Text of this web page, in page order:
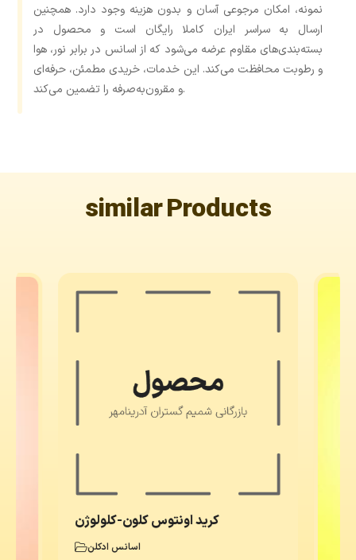
نمونه، امکان مرجوعی آسان و بدون هزینه وجود دارد. همچنین
ارسال به سراسر ایران کاملا رایگان است و محصول در
بسته‌بندی‌های مقاوم عرضه می‌شود که از اسانس در برابر نور، هوا
و رطوبت محافظت می‌کند. این خدمات، خریدی مطمئن، حرفه‌ای
و مقرون‌به‌صرفه را تضمین می‌کند.
similar Products
کرید اونتوس کلون-کلولوژن
اسانس‌ ادکلن